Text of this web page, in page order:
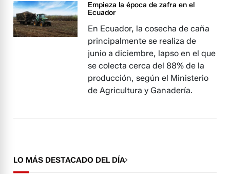
Empieza la época de zafra en el
Ecuador
En Ecuador, la cosecha de caña
principalmente se realiza de
junio a diciembre, lapso en el que
se colecta cerca del 88% de la
producción, según el Ministerio
de Agricultura y Ganadería.
LO MÁS DESTACADO DEL DÍA